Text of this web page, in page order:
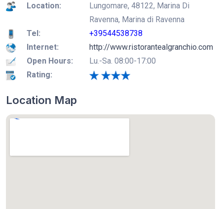
Location:
Lungomare, 48122, Marina Di
Ravenna, Marina di Ravenna
Tel:
+39544538738
Internet:
http://www.ristorantealgranchio.com
Open Hours:
Lu.-Sa. 08:00-17:00
Rating:
Location Map